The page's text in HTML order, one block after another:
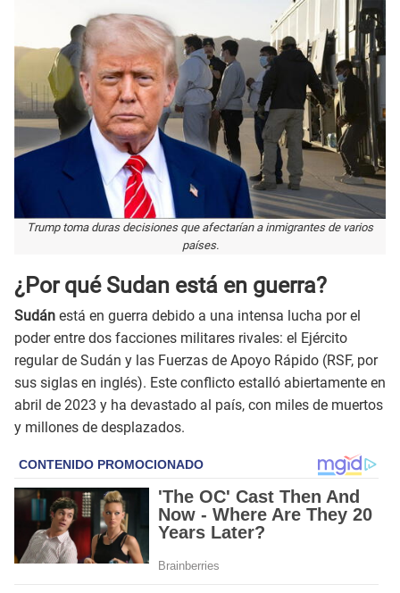
Trump toma duras decisiones que afectarían a inmigrantes de varios
países.
¿Por qué Sudan está en guerra?
Sudán está en guerra debido a una intensa lucha por el
poder entre dos facciones militares rivales: el Ejército
regular de Sudán y las Fuerzas de Apoyo Rápido (RSF, por
sus siglas en inglés). Este conflicto estalló abiertamente en
abril de 2023 y ha devastado al país, con miles de muertos
y millones de desplazados.